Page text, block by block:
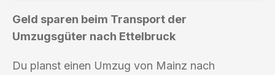
Geld sparen beim Transport der
Umzugsgüter nach Ettelbruck
Du planst einen Umzug von Mainz nach